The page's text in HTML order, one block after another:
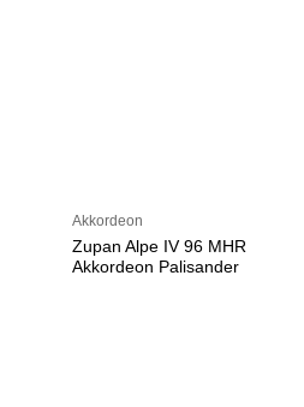
Akkordeon
Zupan Alpe IV 96 MHR
Akkordeon Palisander